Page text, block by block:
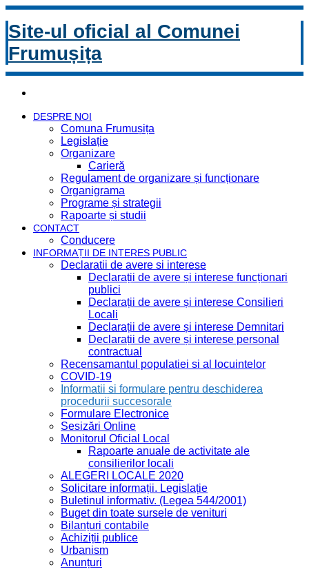
Site-ul oficial al Comunei
Frumușița
DESPRE NOI
Comuna Frumușița
Legislație
Organizare
Carieră
Regulament de organizare și funcționare
Organigrama
Programe și strategii
Rapoarte și studii
CONTACT
Conducere
INFORMAȚII DE INTERES PUBLIC
Declaratii de avere si interese
Declarații de avere și interese funcționari
publici
Declarații de avere și interese Consilieri
Locali
Declarații de avere și interese Demnitari
Declarații de avere și interese personal
contractual
Recensamantul populatiei si al locuintelor
COVID-19
Informatii si formulare pentru deschiderea
procedurii succesorale
Formulare Electronice
Sesizări Online
Monitorul Oficial Local
Rapoarte anuale de activitate ale
consilierilor locali
ALEGERI LOCALE 2020
Solicitare informații. Legislație
Buletinul informativ. (Legea 544/2001)
Buget din toate sursele de venituri
Bilanțuri contabile
Achiziții publice
Urbanism
Anunțuri